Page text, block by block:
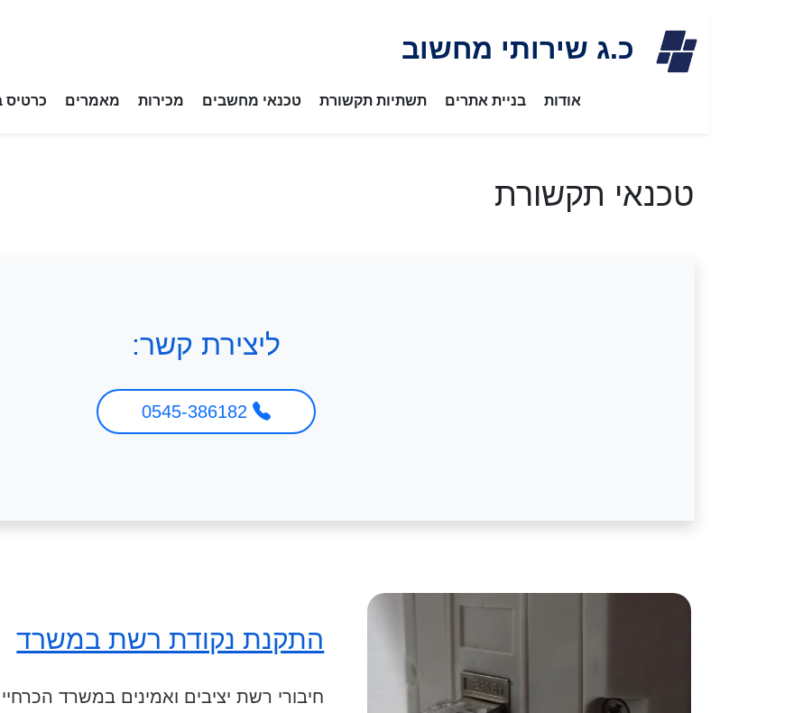
content
כ.ג שירותי מחשוב
אודות בניית אתרים תשתיות תקשורת טכנאי מחשבים מכירות מאמרים כרטיס
טכנאי תקשורת
ליצירת קשר:
התקנת נקודת רשת במשרד
חיבורי רשת יציבים ואמינים במשרד